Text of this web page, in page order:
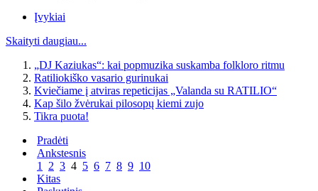
Įvykiai
Skaityti daugiau...
„DJ Kaziukas“: kai popmuzika suskamba folkloro ritmu
Ratiliokiško vasario gurinukai
Kviečiame į atviras repeticijas „Valanda su RATILIO“
Kap šilo žvėrukai pilosopų kiemi zujo
Tikra puota!
Pradėti
Ankstesnis
1 2 3 4 5 6 7 8 9 10
Kitas